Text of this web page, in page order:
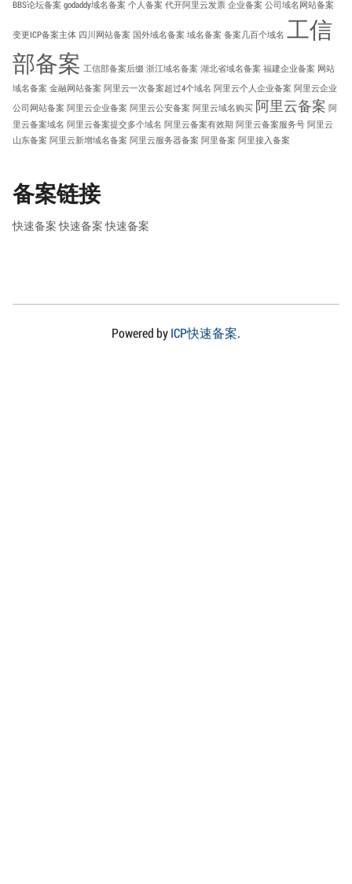
BBS论坛备案 godaddy域名备案 个人备案 代开阿里云发票 企业备案 公司域名网站备案
变更ICP备案主体 四川网站备案 国外域名备案 域名备案 备案几百个域名 工信
部备案 工信部备案后缀 浙江域名备案 湖北省域名备案 福建企业备案 网站
域名备案 金融网站备案 阿里云一次备案超过4个域名 阿里云个人企业备案 阿里云企业
公司网站备案 阿里云企业备案 阿里云公安备案 阿里云域名购买 阿里云备案 阿
里云备案域名 阿里云备案提交多个域名 阿里云备案有效期 阿里云备案服务号 阿里云
山东备案 阿里云新增域名备案 阿里云服务器备案 阿里备案 阿里接入备案
备案链接
快速备案 快速备案 快速备案
Powered byICP快速备案.